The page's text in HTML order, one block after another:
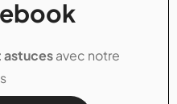
astucesavec notre